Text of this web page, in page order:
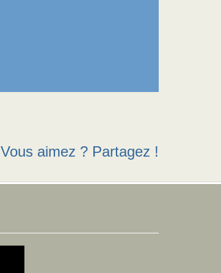
Vous aimez ? Partagez !